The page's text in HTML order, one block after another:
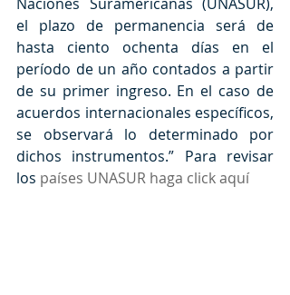
el plazo de permanencia será de
hasta ciento ochenta días en el
período de un año contados a partir
de su primer ingreso. En el caso de
acuerdos internacionales específicos,
se observará lo determinado por
dichos instrumentos.” Para revisar
los países UNASUR haga click aquí